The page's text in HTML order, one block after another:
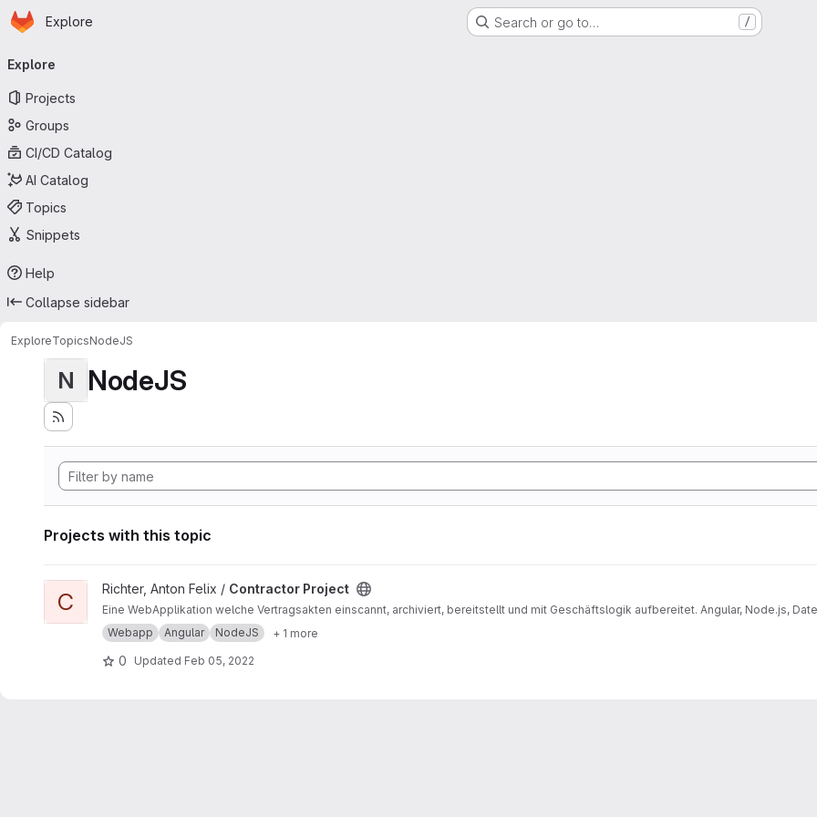
Skip to main content
Homepage
Explore Search or go to… /
navigation
Explore
Projects
Groups
CI/CD Catalog
AI Catalog
Topics
Snippets
Help
Collapse sidebar
ExploreTopicsNodeJS
N NodeJS
Projects with this topic
View Contractor Project project
C Richter, Anton Felix / Contractor Project
Eine WebApplikation welche Vertragsakten einscannt, archiviert, bereitstellt und mit Geschäftslogik aufbereitet. Angular, Node.js,
Webapp
Angular NodeJS + 1 more
0 Updated Feb 05, 2022